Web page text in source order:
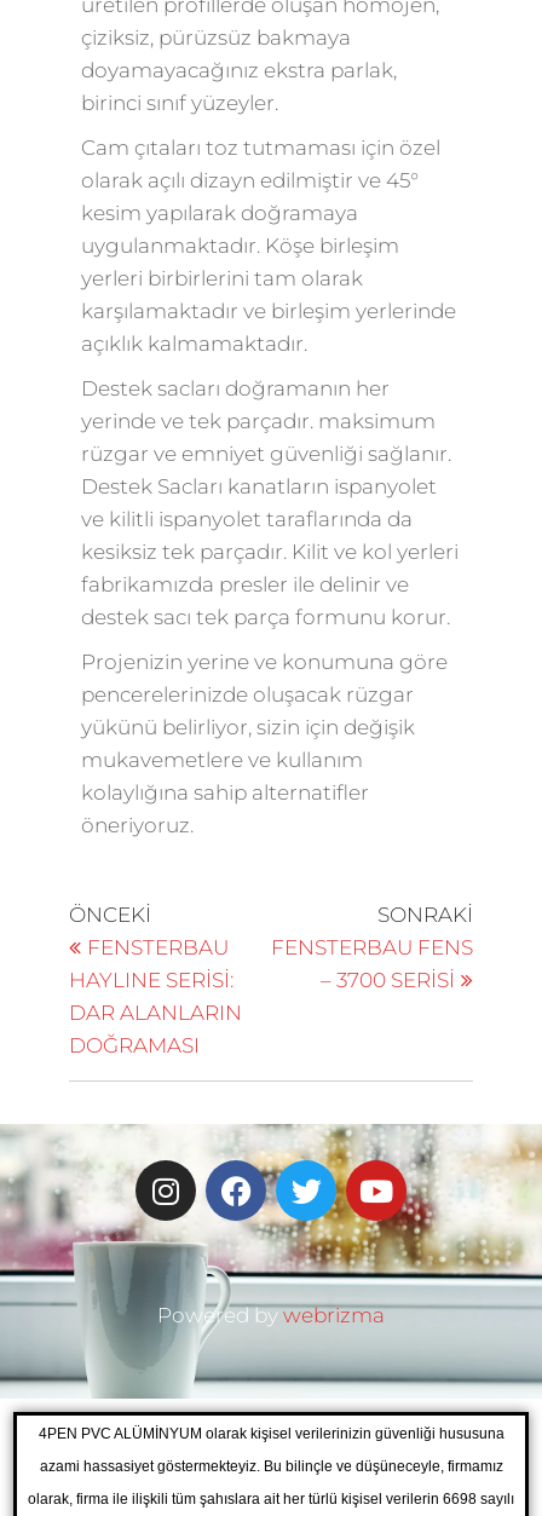
üretilen profillerde oluşan homojen,
çiziksiz, pürüzsüz bakmaya
doyamayacağınız ekstra parlak,
birinci sınıf yüzeyler.
Cam çıtaları toz tutmaması için özel
olarak açılı dizayn edilmiştir ve 45°
kesim yapılarak doğramaya
uygulanmaktadır. Köşe birleşim
yerleri birbirlerini tam olarak
karşılamaktadır ve birleşim yerlerinde
açıklık kalmamaktadır.
Destek sacları doğramanın her
yerinde ve tek parçadır. maksimum
rüzgar ve emniyet güvenliği sağlanır.
Destek Sacları kanatların ispanyolet
ve kilitli ispanyolet taraflarında da
kesiksiz tek parçadır. Kilit ve kol yerleri
fabrikamızda presler ile delinir ve
destek sacı tek parça formunu korur.
Projenizin yerine ve konumuna göre
pencerelerinizde oluşacak rüzgar
yükünü belirliyor, sizin için değişik
mukavemetlere ve kullanım
kolaylığına sahip alternatifler
öneriyoruz.
ÖNCEKI
FENSTERBAU
HAYLINE SERİSİ:
DAR ALANLARIN
DOĞRAMASI
SONRAKI
FENSTERBAU FENS
– 3700 SERİSİ
Powered bywebrizma
4PEN PVC ALÜMİNYUM olarak kişisel verilerinizin güvenliği hususuna
azami hassasiyet göstermekteyiz. Bu bilinçle ve düşüneceyle, firmamız
olarak, firma ile ilişkili tüm şahıslara ait her türlü kişisel verilerin 6698 sayılı